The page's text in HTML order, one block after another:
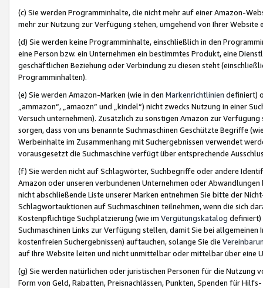
(c) Sie werden Programminhalte, die nicht mehr auf einer Amazon-
mehr zur Nutzung zur Verfügung stehen, umgehend von Ihrer
(d) Sie werden keine Programminhalte, einschließlich in den
eine Person bzw. ein Unternehmen ein bestimmtes Produkt, eine
geschäftlichen Beziehung oder Verbindung zu diesen steht
Programminhalten).
(e) Sie werden Amazon-Marken (wie in den Markenrichtlinien definiert)
„ammazon“, „amaozn“ und „kindel“) nicht zwecks Nutzung in einer
Versuch unternehmen). Zusätzlich zu sonstigen Amazon zur
sorgen, dass von uns benannte Suchmaschinen Geschützte Begriffe
Werbeinhalte im Zusammenhang mit Suchergebnissen verwendet
vorausgesetzt die Suchmaschine verfügt über entsprechende
(f) Sie werden nicht auf Schlagwörter, Suchbegriffe oder andere
Amazon oder unseren verbundenen Unternehmen oder
nicht abschließende Liste unserer Marken entnehmen Sie bitte der
Schlagwortauktionen auf Suchmaschinen teilnehmen, wenn die sich
Kostenpflichtige Suchplatzierung (wie im Vergütungskatalog definiert)
Suchmaschinen Links zur Verfügung stellen, damit Sie bei
kostenfreien Suchergebnissen) auftauchen, solange Sie die
auf Ihre Website leiten und nicht unmittelbar oder mittelbar über eine
(g) Sie werden natürlichen oder juristischen Personen für die Nutzung
Form von Geld, Rabatten, Preisnachlässen, Punkten, Spenden für